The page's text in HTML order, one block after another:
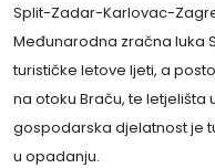
Split-Zadar-Karlovac-
Međunarodna zračna luka
turističke letove ljeti, a
na otoku Braču, te letjelišta
gospodarska djelatnost je
u opadanju.